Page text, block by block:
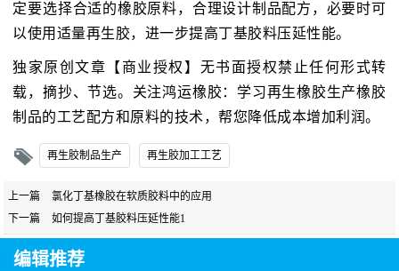
定要选择合适的橡胶原料，合理设计制品配方，必要时可
以使用适量再生胶，进一步提高丁基胶料压延性能。
独家原创文章【商业授权】无书面授权禁止任何形式转
载，摘抄、节选。关注鸿运橡胶：学习再生橡胶生产橡胶
制品的工艺配方和原料的技术，帮您降低成本增加利润。
再生胶制品生产 再生胶加工工艺
上一篇
氯化丁基橡胶在软质胶料中的应用
下一篇
如何提高丁基胶料压延性能1
编辑推荐